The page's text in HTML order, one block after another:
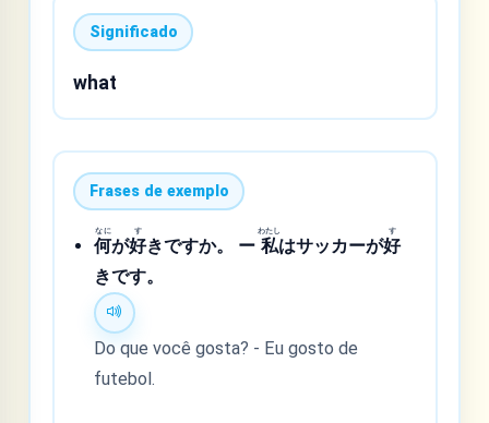
Significado
what
Frases de exemplo
何
なに
が好
す
きですか。 ー 私
わたし
はサッカーが好
す
きです。
Do que você gosta? - Eu gosto de
futebol.